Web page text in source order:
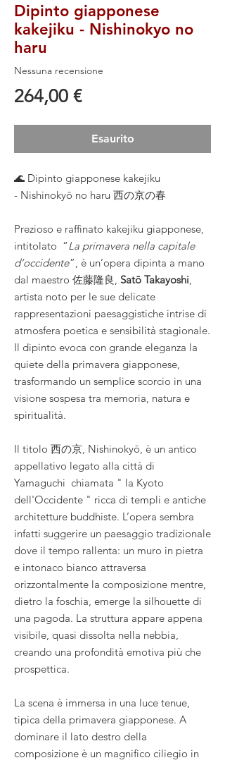
Dipinto giapponese
kakejiku - Nishinokyo no
haru
Nessuna recensione
264,00 €Prezzo
Esaurito
🌊 Dipinto giapponese kakejiku
- Nishinokyō no haru 西の京の春
Prezioso e raffinato kakejiku giapponese,
intitolato “La primavera nella capitale
d’occidente”, è un’opera dipinta a mano
dal maestro 佐藤隆良, Satō Takayoshi,
artista noto per le sue delicate
rappresentazioni paesaggistiche intrise di
atmosfera poetica e sensibilità stagionale.
Il dipinto evoca con grande eleganza la
quiete della primavera giapponese,
trasformando un semplice scorcio in una
visione sospesa tra memoria, natura e
spiritualità.
Il titolo 西の京, Nishinokyō, è un antico
appellativo legato alla città di
Yamaguchi chiamata " la Kyoto
dell'Occidente " ricca di templi e antiche
architetture buddhiste. L’opera sembra
infatti suggerire un paesaggio tradizionale
dove il tempo rallenta: un muro in pietra
e intonaco bianco attraversa
orizzontalmente la composizione mentre,
dietro la foschia, emerge la silhouette di
una pagoda. La struttura appare appena
visibile, quasi dissolta nella nebbia,
creando una profondità emotiva più che
prospettica.
La scena è immersa in una luce tenue,
tipica della primavera giapponese. A
dominare il lato destro della
composizione è un magnifico ciliegio in